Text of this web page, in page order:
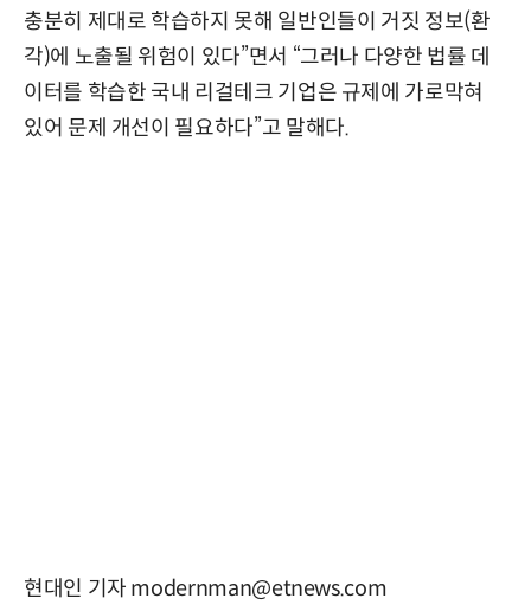
충분히 제대로 학습하지 못해 일반인들이 거짓 정보(환
각)에 노출될 위험이 있다”면서 “그러나 다양한 법률 데
이터를 학습한 국내 리걸테크 기업은 규제에 가로막혀
있어 문제 개선이 필요하다”고 말해다.
현대인 기자 modernman@etnews.com